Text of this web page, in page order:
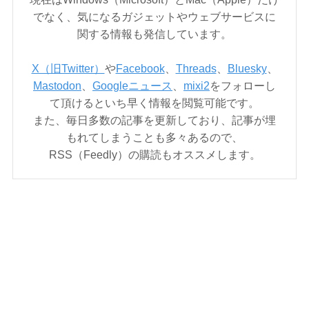
でなく、気になるガジェットやウェブサービスに
関する情報も発信しています。
X（旧Twitter） やFacebook、 Threads、 Bluesky、
Mastodon
Googleニュース mixi2をフォローし
て頂けるといち早く情報を閲覧可能です。
また、毎日多数の記事を更新しており、記事が埋
もれてしまうことも多々あるので、
RSS（Feedly）の購読もオススメします。